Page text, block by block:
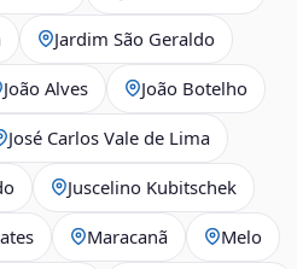
Jardim São Geraldo
João Alves João Botelho
José Carlos Vale de Lima
Juscelino Kubitschek
Maracanã Melo